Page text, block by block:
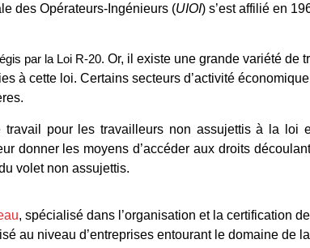
des Opérateurs-Ingénieurs (UIOI) s’est affilié en
par la Loi R-20. Or, il existe une grande variété de
à cette loi. Certains secteurs d’activité
travail pour les travailleurs non assujettis à la loi
donner les moyens d’accéder aux droits
volet non assujettis.
, spécialisé dans l’organisation et la certification
au niveau d’entreprises entourant le domaine de